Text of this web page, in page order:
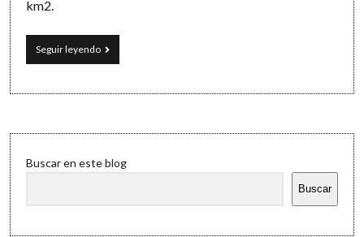
km2.
Seguir leyendoPoblaciones
grandes
países
Sidebar
Buscar en este blog
Buscar